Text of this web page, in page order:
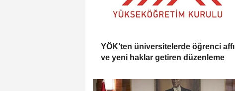
YÖK’ten üniversitelerde öğrenci affı
ve yeni haklar getiren düzenleme